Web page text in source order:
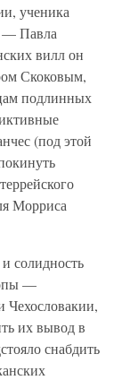
ученика
— Павла
вилл он
Скоковым,
подлинных
(под этой
Морриса
солидность
—
их вывод в
снабдить